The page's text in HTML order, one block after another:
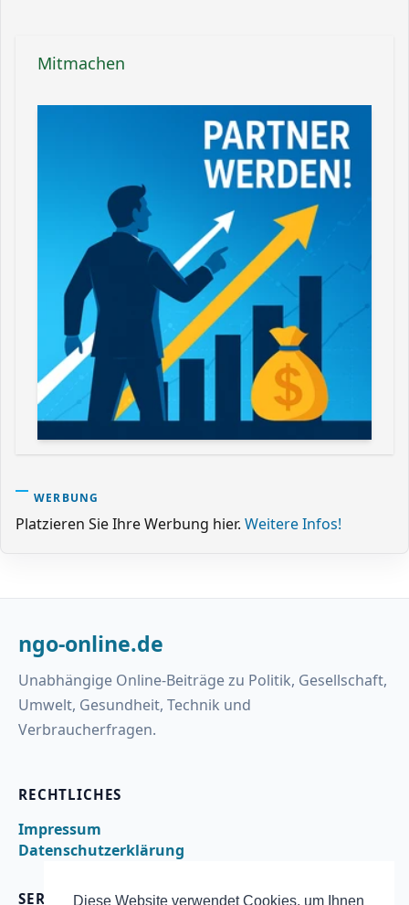
Diese Website verwendet Cookies, um Ihnen
Mitmachen
WERBUNG
Platzieren Sie Ihre Werbung hier. Weitere Infos!
ngo-online.de
Unabhängige Online-Beiträge zu Politik, Gesellschaft,
Umwelt, Gesundheit, Technik und
Verbraucherfragen.
RECHTLICHES
Impressum
Datenschutzerklärung
SERVICE